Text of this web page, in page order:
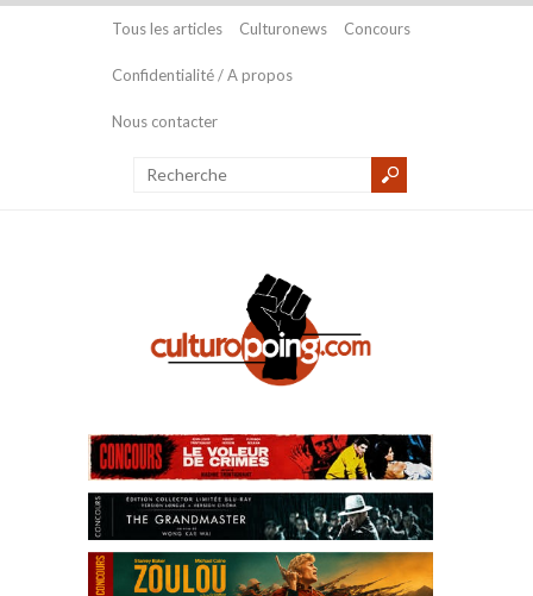
Tous les articles Culturonews Concours
Confidentialité / A propos
Nous contacter